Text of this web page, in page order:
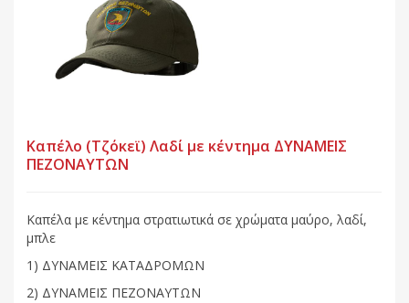
Καπέλο (Τζόκεϊ) Λαδί με κέντημα ΔΥΝΑΜΕΙΣ
ΠΕΖΟΝΑΥΤΩΝ
Καπέλα με κέντημα στρατιωτικά σε χρώματα μαύρο, λαδί,
μπλε
1) ΔΥΝΑΜΕΙΣ ΚΑΤΑΔΡΟΜΩΝ
2) ΔΥΝΑΜΕΙΣ ΠΕΖΟΝΑΥΤΩΝ